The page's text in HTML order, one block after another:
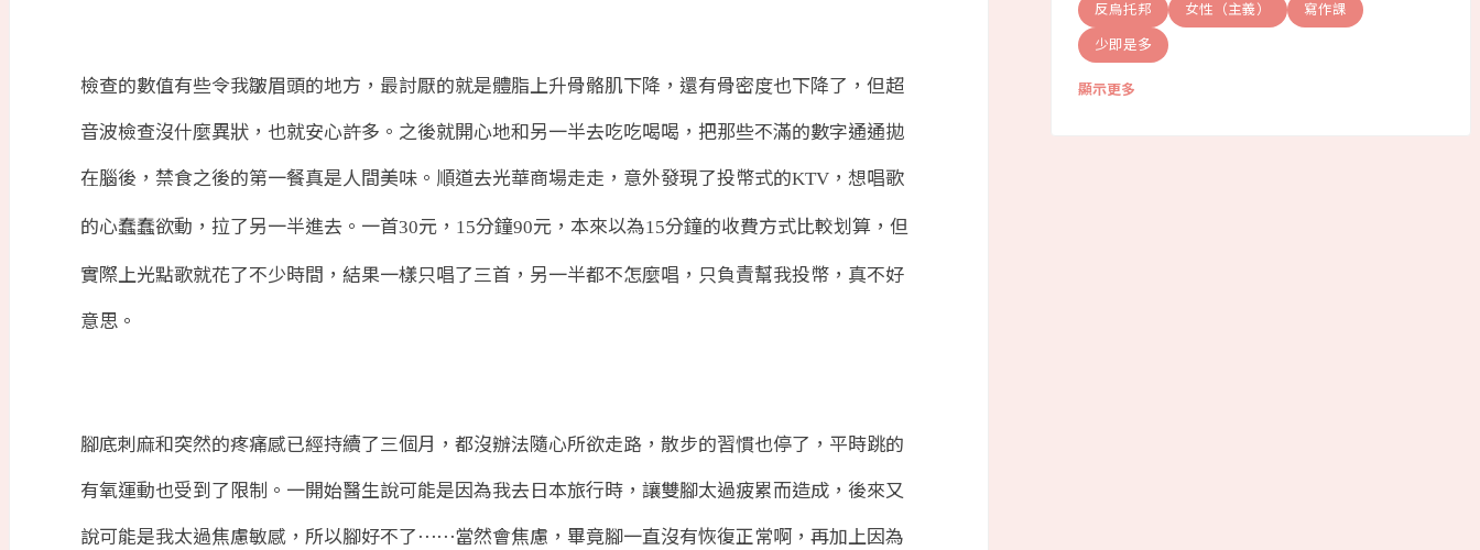
檢查的數值有些令我皺眉頭的地方，最討厭的就是體脂上升骨骼肌下降，還有骨密度也下降了，但超
音波檢查沒什麼異狀，也就安心許多。之後就開心地和另一半去吃吃喝喝，把那些不滿的數字通通拋
在腦後，禁食之後的第一餐真是人間美味。順道去光華商場走走，意外發現了投幣式的KTV ，想唱歌
的心蠢蠢欲動，拉了另一半進去。一首30元， 15分鐘90元，本來以為15分鐘的收費方式比較划算，但
實際上光點歌就花了不少時間，結果一樣只唱了三首，另一半都不怎麼唱，只負責幫我投幣，真不好
意思。
腳底刺麻和突然的疼痛感已經持續了三個月，都沒辦法隨心所欲走路，散步的習慣也停了，平時跳的
有氧運動也受到了限制。一開始醫生說可能是因為我去日本旅行時，讓雙腳太過疲累而造成，後來又
說可能是我太過焦慮敏感，所以腳好不了⋯⋯當然會焦慮，畢竟腳一直沒有恢復正常啊，再加上因為
反烏托邦 女性（主義） 寫作課
少即是多
顯示更多